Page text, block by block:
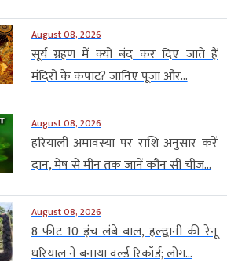
August 08, 2026
सूर्य ग्रहण में क्यों बंद कर दिए जाते हैं
मंदिरों के कपाट? जानिए पूजा और...
August 08, 2026
हरियाली अमावस्या पर राशि अनुसार करें
दान, मेष से मीन तक जानें कौन सी चीज...
August 08, 2026
8 फीट 10 इंच लंबे बाल, हल्द्वानी की रेनू
धरियाल ने बनाया वर्ल्ड रिकॉर्ड; लोग...